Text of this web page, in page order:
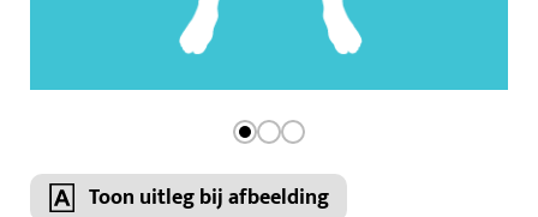
Toon uitleg bij afbeelding